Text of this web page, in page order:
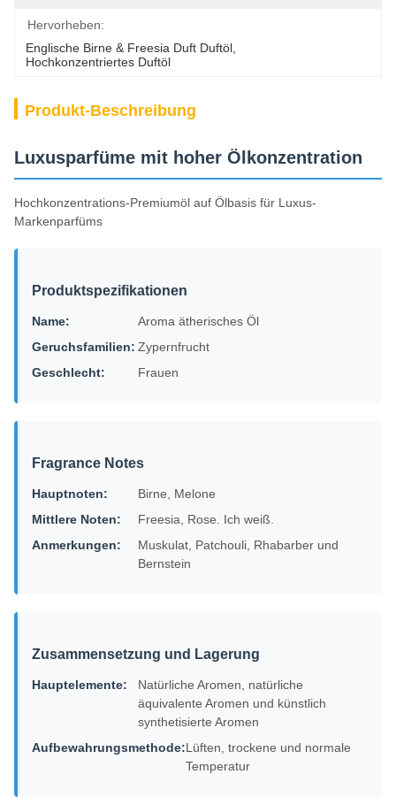
Hervorheben:
Englische Birne & Freesia Duft Duftöl
Hochkonzentriertes Duftöl
Produkt-Beschreibung
Luxusparfüme mit hoher Ölkonzentration
Hochkonzentrations-Premiumöl auf Ölbasis für Luxus-
Markenparfüms
Produktspezifikationen
Name:
Aroma ätherisches Öl
Geruchsfamilien: Zypernfrucht
Geschlecht:
Frauen
Fragrance Notes
Hauptnoten:
Birne, Melone
Mittlere Noten:
Freesia, Rose. Ich weiß.
Anmerkungen:
Muskulat, Patchouli, Rhabarber und
Bernstein
Zusammensetzung und Lagerung
Hauptelemente:
Natürliche Aromen, natürliche
äquivalente Aromen und künstlich
synthetisierte Aromen
Aufbewahrungsmethode:Lüften, trockene und normale
Temperatur